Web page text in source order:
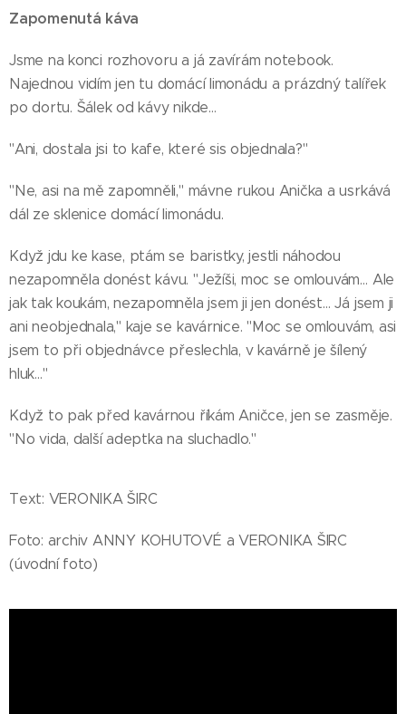
Zapomenutá káva
Jsme na konci rozhovoru a já zavírám notebook.
Najednou vidím jen tu domácí limonádu a prázdný talířek
po dortu. Šálek od kávy nikde…
"Ani, dostala jsi to kafe, které sis objednala?"
"Ne, asi na mě zapomněli," mávne rukou Anička a usrkává
dál ze sklenice domácí limonádu.
Když jdu ke kase, ptám se baristky, jestli náhodou
nezapomněla donést kávu. "Ježíši, moc se omlouvám… Ale
jak tak koukám, nezapomněla jsem ji jen donést… Já jsem ji
ani neobjednala," kaje se kavárnice. "Moc se omlouvám, asi
jsem to při objednávce přeslechla, v kavárně je šílený
hluk…"
Když to pak před kavárnou říkám Aničce, jen se zasměje.
"No vida, další adeptka na sluchadlo."
Text: VERONIKA ŠIRC
Foto: archiv ANNY KOHUTOVÉ a VERONIKA ŠIRC
(úvodní foto)